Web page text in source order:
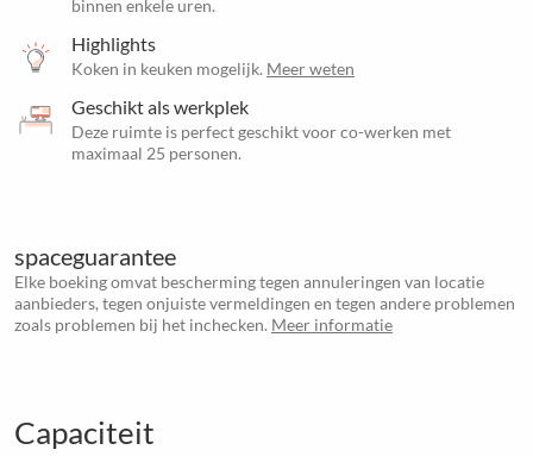
binnen enkele uren.
Highlights
Koken in keuken mogelijk. Meer weten
Geschikt als werkplek
Deze ruimte is perfect geschikt voor co-werken met
maximaal 25 personen.
spaceguarantee
Elke boeking omvat bescherming tegen annuleringen van locatie
aanbieders, tegen onjuiste vermeldingen en tegen andere problemen
zoals problemen bij het inchecken. Meer informatie
Capaciteit